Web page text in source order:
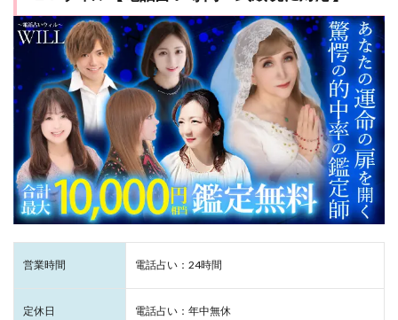
営業時間 電話占い：24時間
定休日 電話占い：年中無休